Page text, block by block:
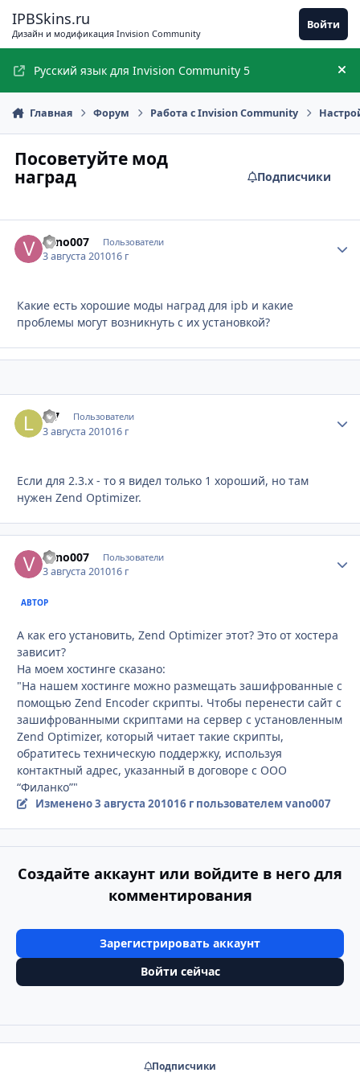
IPBSkins.ru
Дизайн и модификация Invision Community
Войти
Русский язык для Invision Community 5
Главная Форум Работа с Invision Community
Посоветуйте мод
наград
Подписчики
vano007 Пользователи
3 августа 201016 г
Какие есть хорошие моды наград для ipb и какие
проблемы могут возникнуть с их установкой?
L-7 Пользователи
3 августа 201016 г
Если для 2.3.х - то я видел только 1 хороший, но там
нужен Zend Optimizer.
vano007 Пользователи
3 августа 201016 г
АВТОР
А как его установить, Zend Optimizer этот? Это от хостера
зависит?
На моем хостинге сказано:
"На нашем хостинге можно размещать зашифрованные с
помощью Zend Encoder скрипты. Чтобы перенести сайт с
зашифрованными скриптами на сервер с установленным
Zend Optimizer, который читает такие скрипты,
обратитесь техническую поддержку, используя
контактный адрес, указанный в договоре с ООО
“Филанко”"
Изменено3 августа 201016 гпользователем vano007
Создайте аккаунт или войдите в него для
комментирования
Зарегистрировать аккаунт
Войти сейчас
Подписчики